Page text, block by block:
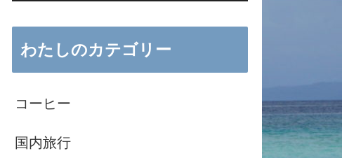
ー
わたしのカテゴリー
コーヒー
国内旅行